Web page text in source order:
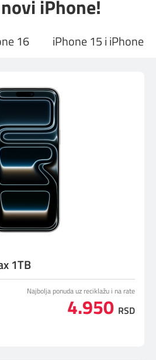
iPhone!
16 iPhone 15 i iPhone
1TB
Najbolja ponuda uz reciklažu i na rate
4.950 RSD